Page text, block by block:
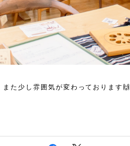
た少し雰囲気が変わっております🙌